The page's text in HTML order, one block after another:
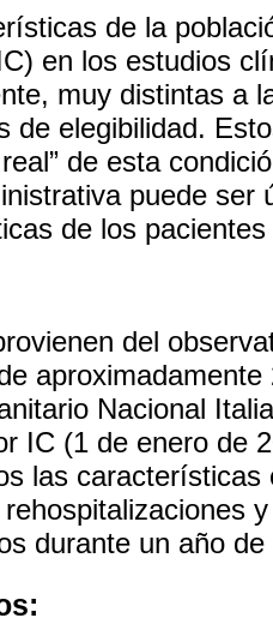
de la
en los estudios
muy distintas a
de elegibilidad.
de esta
puede ser
de los
del
Nacional
IC (1 de enero de
las
durante un año